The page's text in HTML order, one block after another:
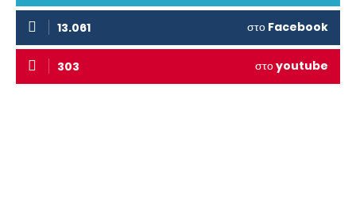
13.061 στο Facebook
303 στοyoutube